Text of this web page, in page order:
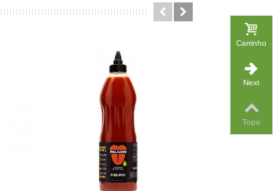
Carrinho
Next
Topo